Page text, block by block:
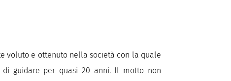
voluto e ottenuto nella società con la quale
guidare per quasi 20 anni. Il motto non